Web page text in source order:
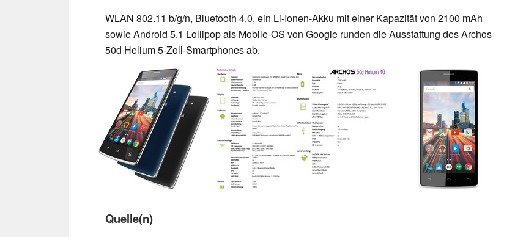
WLAN 802.11 b/g/n, Bluetooth 4.0, ein Li-Ionen-Akku mit einer Kapazität von 2100 mAh
sowie Android 5.1 Lollipop als Mobile-OS von Google runden die Ausstattung des Archos
50d Helium 5-Zoll-Smartphones ab.
Quelle(n)